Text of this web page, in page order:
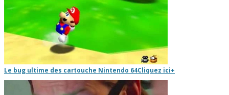
Le bug ultime des cartouche Nintendo 64Cliquez ici+